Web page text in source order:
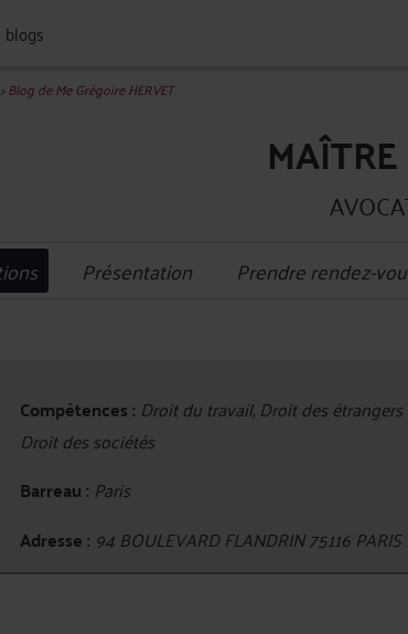
Blog de Me Grégoire HERVET
Présentation Prendre rendez-
Compétences : Droit du travail, Droit des
Droit des sociétés
Barreau : Paris
Adresse : 94 BOULEVARD FLANDRIN 75116 PARIS